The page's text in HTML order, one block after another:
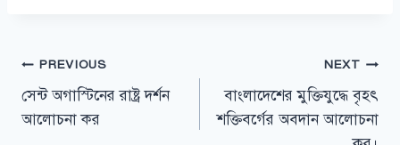
Post
navigation
PREVIOUS
সেন্ট অগাস্টিনের রাষ্ট্র দর্শন
আলোচনা কর
NEXT
বাংলাদেশের মুক্তিযুদ্ধে বৃহৎ
শক্তিবর্গের অবদান আলোচনা